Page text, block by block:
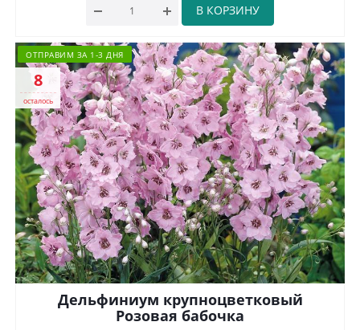
В КОРЗИНУ
ОТПРАВИМ ЗА 1-3 ДНЯ
8
осталось
Дельфиниум крупноцветковый
Розовая бабочка